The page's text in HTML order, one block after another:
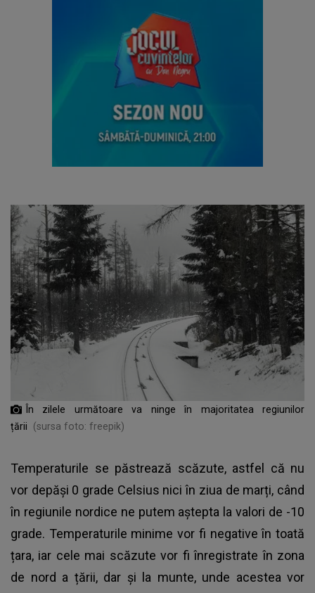
În zilele următoare va ninge în majoritatea regiunilor
țării
(sursa foto: freepik)
Temperaturile se păstrează scăzute, astfel că nu
vor depăși 0 grade Celsius nici în ziua de marți, când
în regiunile nordice ne putem aștepta la valori de -10
grade. Temperaturile minime vor fi negative în toată
țara, iar cele mai scăzute vor fi înregistrate în zona
de nord a țării, dar și la munte, unde acestea vor